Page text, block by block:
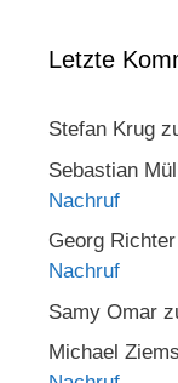
Letzte
Stefan Krug
Sebastian
Nachruf
Georg Richter
Nachruf
Samy Omar
Michael Ziems